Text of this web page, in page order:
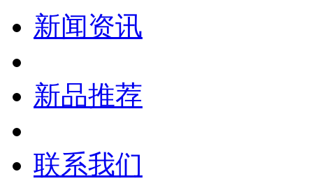
新闻资讯
新品推荐
联系我们